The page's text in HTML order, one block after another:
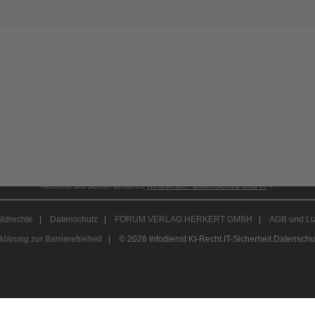
Kennen Sie schon unserenNewsletter "Datenschutz und IT"?
Datenschutz FORUM VERLAG HERKERT GMBH
AGB und
zur Barrierefreiheit | © 2026 Infodienst KI-Recht.IT-